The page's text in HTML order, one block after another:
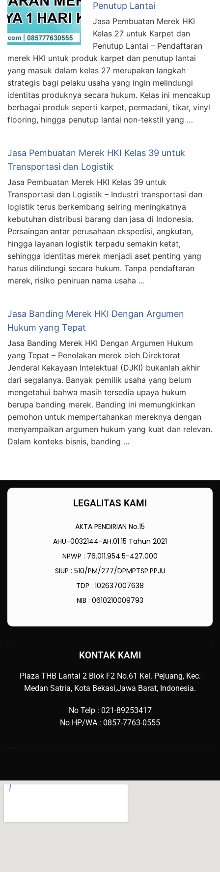
Penutup Lantai
Jasa Pembuatan Merek HKI
Kelas 27 untuk Karpet dan
Penutup Lantai – Pendaftaran
merek HKI untuk produk karpet dan penutup lantai
yang masuk dalam kelas 27 merupakan langkah
strategis bagi pelaku usaha yang ingin melindungi
identitas produknya secara hukum. Kelas ini mencakup
berbagai produk seperti karpet, permadani, tikar, vinyl
flooring, hingga penutup lantai non-tekstil yang …
Jasa Pembuatan Merek HKI Kelas 39 untuk
Transportasi dan Logistik
Jasa Pembuatan Merek HKI Kelas 39 untuk
Transportasi dan Logistik – Industri transportasi dan
logistik terus berkembang seiring meningkatnya
kebutuhan distribusi barang dan jasa di Indonesia.
Persaingan antar perusahaan ekspedisi, angkutan,
hingga layanan logistik terpadu semakin ketat,
sehingga identitas merek menjadi aset penting yang
harus dilindungi secara hukum. Tanpa pendaftaran
merek, risiko peniruan nama usaha …
Jasa Banding Merek HKI Dengan Argumen
Hukum yang Tepat
Jasa Banding Merek HKI Dengan Argumen Hukum
yang Tepat – Penolakan merek oleh Direktorat
Jenderal Kekayaan Intelektual (DJKI) bukanlah akhir
dari segalanya. Banyak pemilik usaha yang belum
mengetahui bahwa masih tersedia upaya hukum
berupa banding merek. Banding ini memungkinkan
pemohon untuk mempertahankan mereknya dengan
menyampaikan argumen hukum yang kuat dan relevan.
Dalam konteks bisnis, banding …
LEGALITAS KAMI
AKTA PENDIRIAN No.15
AHU-0032144-AH.01.15 Tahun 2021
NPWP : 76.011.954.5-427.000
SIUP : 510/PM/277/DPMPTSP.PPJU
TDP : 102637007638
NIB : 0610210009793
KONTAK KAMI
Plaza THB Lantai 2 Blok F2 No.61 Kel. Pejuang, Kec.
Medan Satria, Kota Bekasi,Jawa Barat, Indonesia.
No Telp : 021-89253417
No HP/WA : 0857-7763-0555